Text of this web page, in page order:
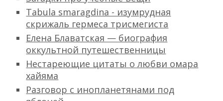
Tabula smaragdina - изумрудная
скрижаль гермеса трисмегиста
Елена Блаватская — биография
оккультной путешественницы
Нестареющие цитаты о любви омара
хайяма
Разговор с инопланетянами под